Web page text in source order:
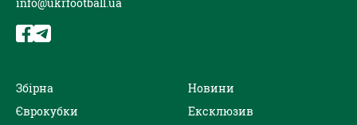
Збірна
Єврокубки
Новини
Ексклюзив